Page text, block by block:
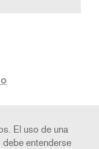
El uso de una
entenderse